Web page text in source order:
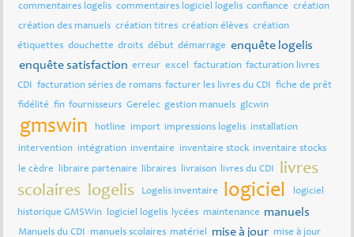
commentaires logelis commentaires logiciel logelis confiance création
création des manuels création titres création élèves création
étiquettes douchette droits début démarrage enquête logelis
enquête satisfaction erreur excel facturation facturation livres
CDI facturation séries de romans facturer les livres du CDI fiche de prêt
fidélité fin fournisseurs Gerelec gestion manuels glcwin
gmswin hotline import impressions logelis installation
intervention intégration inventaire inventaire stock inventaire stocks
le cèdre
libraire partenaire libraires livraison livres du CDI
livres
scolaires logelis Logelis inventaire logiciel logiciel
historique GMSWin logiciel logelis lycées maintenance manuels
Manuels du CDI manuels scolaires matériel mise à jour mise à jour